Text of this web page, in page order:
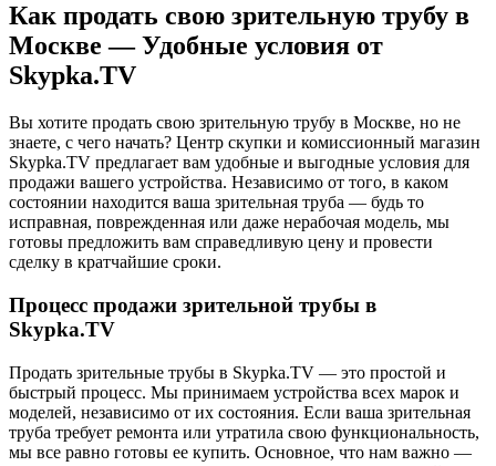
Как продать свою зрительную трубу в
Москве — Удобные условия от
Skypka.TV
Вы хотите продать свою зрительную трубу в Москве, но не
знаете, с чего начать? Центр скупки и комиссионный магазин
Skypka.TV предлагает вам удобные и выгодные условия для
продажи вашего устройства. Независимо от того, в каком
состоянии находится ваша зрительная труба — будь то
исправная, поврежденная или даже нерабочая модель, мы
готовы предложить вам справедливую цену и провести
сделку в кратчайшие сроки.
Процесс продажи зрительной трубы в
Skypka.TV
Продать зрительные трубы в Skypka.TV — это простой и
быстрый процесс. Мы принимаем устройства всех марок и
моделей, независимо от их состояния. Если ваша зрительная
труба требует ремонта или утратила свою функциональность,
мы все равно готовы ее купить. Основное, что нам важно —